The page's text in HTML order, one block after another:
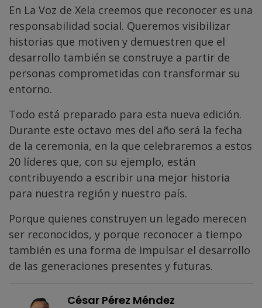
En La Voz de Xela creemos que reconocer es una
responsabilidad social. Queremos visibilizar
historias que motiven y demuestren que el
desarrollo también se construye a partir de
personas comprometidas con transformar su
entorno.
Todo está preparado para esta nueva edición.
Durante este octavo mes del año será la fecha
de la ceremonia, en la que celebraremos a estos
20 líderes que, con su ejemplo, están
contribuyendo a escribir una mejor historia
para nuestra región y nuestro país.
Porque quienes construyen un legado merecen
ser reconocidos, y porque reconocer a tiempo
también es una forma de impulsar el desarrollo
de las generaciones presentes y futuras.
César Pérez Méndez